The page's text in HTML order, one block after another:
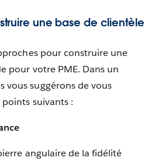
une base de clientèle
pour construire une
pour votre PME. Dans un
vous suggérons de vous
suivants :
angulaire de la fidélité